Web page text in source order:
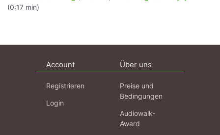
(0:17 min)
Account
Registrieren
Login
Über uns
Preise und
Bedingungen
Audiowalk-
Award